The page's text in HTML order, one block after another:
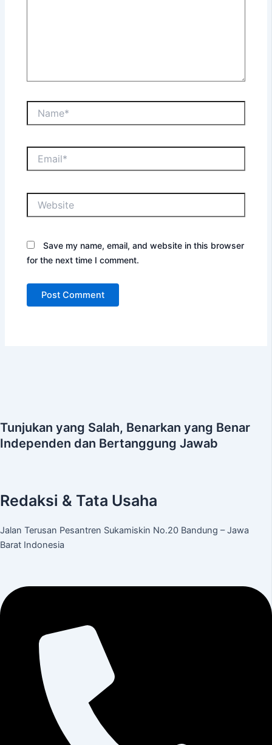
Save my name, email, and website in this browser
for the next time I comment.
Tunjukan yang Salah, Benarkan yang Benar
Independen dan Bertanggung Jawab
Redaksi & Tata Usaha
Jalan Terusan Pesantren Sukamiskin No.20 Bandung – Jawa
Barat Indonesia